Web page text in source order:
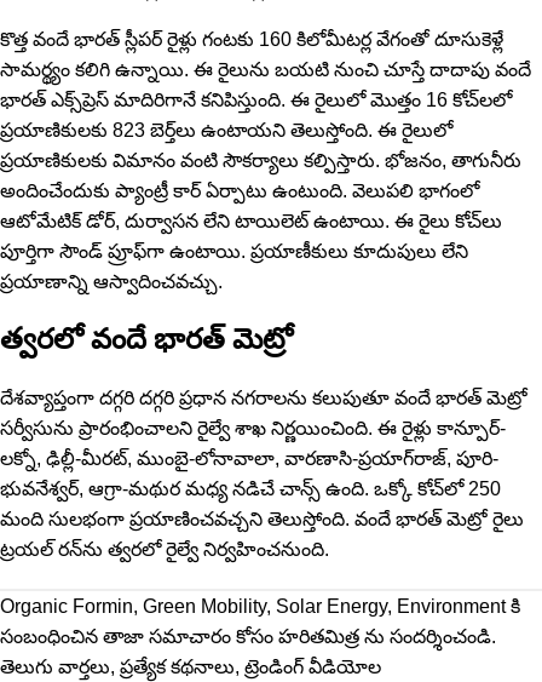
కొత్త వందే భారత్ స్లీపర్ రైళ్లు గంటకు 160 కిలోమీటర్ల వేగంతో దూసుకెళ్లే
సామ‌ర్థ్యం క‌లిగి ఉన్నాయి. ఈ రైలును బ‌య‌టి నుంచి చూస్తే దాదాపు వందే
భారత్ ఎక్స్‌ప్రెస్ మాదిరిగానే క‌నిపిస్తుంది. ఈ రైలులో మొత్తం 16 కోచ్‌లలో
ప్రయాణికులకు 823 బెర్త్‌లు ఉంటాయని తెలుస్తోంది. ఈ రైలులో
ప్రయాణికులకు విమానం వంటి సౌకర్యాలు కల్పిస్తారు. భోజనం, తాగునీరు
అందించేందుకు ప్యాంట్రీ కార్‌ ఏర్పాటు ఉంటుంది. వెలుపలి భాగంలో
ఆటోమేటిక్ డోర్, దుర్వాసన‌ లేని టాయిలెట్ ఉంటాయి. ఈ రైలు కోచ్‌లు
పూర్తిగా సౌండ్ ప్రూఫ్‌గా ఉంటాయి. ప్రయాణీకులు కూదుపులు లేని
ప్ర‌యాణాన్ని ఆస్వాదించ‌వ‌చ్చు.
త్వరలో వందే భారత్ మెట్రో
దేశవ్యాప్తంగా ద‌గ్గ‌రి ద‌గ్గ‌రి ప్ర‌ధాన‌ నగరాలను కలుపుతూ వందే భారత్ మెట్రో
సర్వీసును ప్రారంభించాలని రైల్వే శాఖ నిర్ణ‌యించింది. ఈ రైళ్లు కాన్పూర్-
లక్నో, ఢిల్లీ-మీరట్, ముంబై-లోనావాలా, వారణాసి-ప్రయాగ్‌రాజ్, పూరి-
భువనేశ్వర్, ఆగ్రా-మథుర మధ్య నడిచే చాన్స్ ఉంది. ఒక్కో కోచ్‌లో 250
మంది సులభంగా ప్రయాణించవచ్చని తెలుస్తోంది. వందే భారత్ మెట్రో రైలు
ట్రయల్ రన్‌ను త్వరలో రైల్వే నిర్వహించనుంది.
Organic Formin, Green Mobility, Solar Energy, Environment కి
సంబంధించిన తాజా సమాచారం కోసం హరితమిత్ర ను సందర్శించండి.
తెలుగు వార్తలు, ప్రత్యేక కథనాలు, ట్రెండింగ్ వీడియోల